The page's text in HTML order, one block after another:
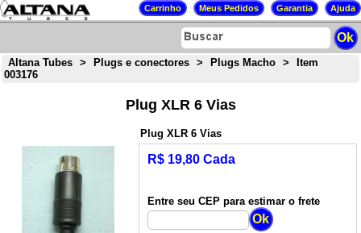
Altana Tubes > Plugs e conectores > Plugs Macho >
Item
003176
Plug XLR 6 Vias
Plug XLR 6 Vias
R$ 19,80 Cada
Entre seu CEP para estimar o frete